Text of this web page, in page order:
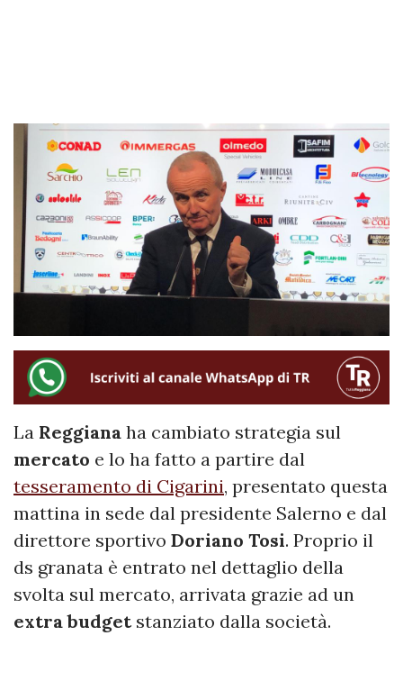
La Reggiana ha cambiato strategia sul
mercato e lo ha fatto a partire dal
tesseramento di Cigarini, presentato questa
mattina in sede dal presidente Salerno e dal
direttore sportivo Doriano Tosi. Proprio il
ds granata è entrato nel dettaglio della
svolta sul mercato, arrivata grazie ad un
extra budget stanziato dalla società.